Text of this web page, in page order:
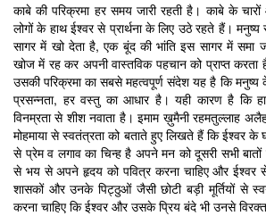
काबे की परिक्रमा हर समय जारी रहती है। काबे के
लोगों के हाथ ईश्वर से प्रार्थना के लिए उठे रहते हैं।
सागर में खो देता है, एक बूंद की भांति इस सागर में समा
खोज में रह कर अपनी वास्तविक पहचान को प्राप्त
उसकी परिक्रमा का सबसे महत्वपूर्ण संदेश यह है कि
प्रसन्नता, हर वस्तु का आधार है। यही कारण है कि
विनम्रता से शीश नवाता है। इमाम ख़ुमैनी रहमतुल्लाह
मोहमाया से स्वतंत्रता को बताते हुए लिखते हैं कि ईश्वर के
से प्रेम व लगाव का चिन्ह है अपने मन को दूसरी सभी बातों
से भय से अपने हृदय को पवित्र करना चाहिए और ईश्वर
शासकों और उनके पिट्ठुओं जैसी छोटी बड़ी मूर्तियों से
करना चाहिए कि ईश्वर और उसके प्रिय बंदे भी उनसे